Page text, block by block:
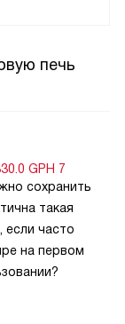
печь
GPH 7
сохранить
такая
если часто
на первом